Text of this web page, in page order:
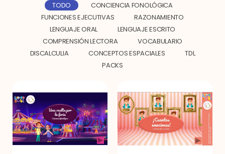
TODO
CONCIENCIA FONOLÓGICA
FUNCIONES EJECUTIVAS
RAZONAMIENTO
LENGUAJE ORAL
LENGUAJE ESCRITO
COMPRENSIÓN LECTORA
VOCABULARIO
DISCALCULIA
CONCEPTOS ESPACIALES
TDL
PACKS